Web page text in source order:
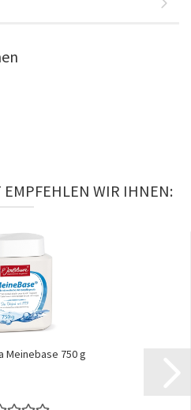
WIR IHNEN:
Meinebase 750 g